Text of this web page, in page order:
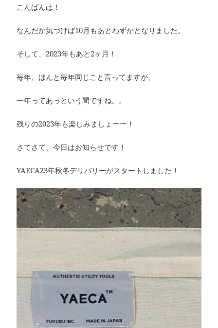
こんばんは！
なんだか気づけば10月もあとわずかとなりました。
そして、2023年もあと2ヶ月！
毎年、ほんと毎年同じこと言ってますが、
一年ってあっという間ですね。。
残りの2023年も楽しみましょーー！
さてさて、今日はお知らせです！
YAECA23年秋冬デリバリーがスタートしました！